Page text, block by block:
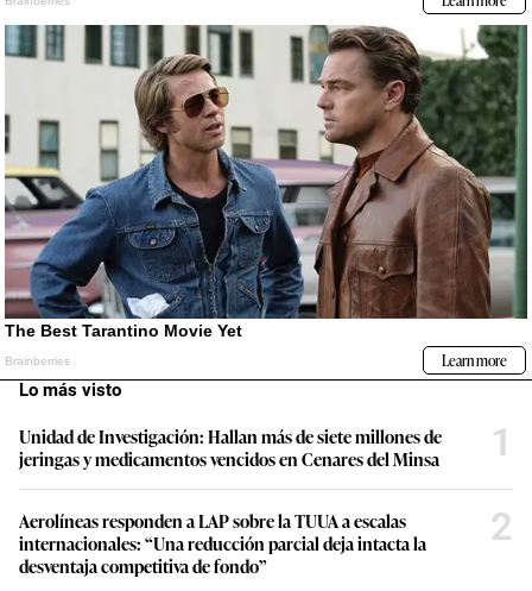
Lo más visto
Unidad de Investigación: Hallan más de siete millones de
jeringas y medicamentos vencidos en Cenares del Minsa
1
Aerolíneas responden a LAP sobre la TUUA a escalas
internacionales: “Una reducción parcial deja intacta la
desventaja competitiva de fondo”
2